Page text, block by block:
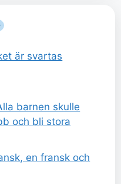
är svartas
barnen skulle
och bli stora
en fransk och